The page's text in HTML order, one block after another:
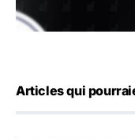
Articles qui